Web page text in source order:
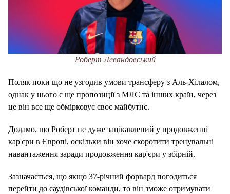
Роберт Левандовський
Поляк поки що не узгодив умови трансферу з Аль-Хілалом,
однак у нього є ще пропозиції з МЛС та інших країн, через
це він все ще обмірковує своє майбутнє.
Додамо, що Роберт не дуже зацікавлений у продовженні
кар'єри в Європі, оскільки він хоче скоротити тренувальні
навантаження заради продовження кар'єри у збірній.
Зазначається, що якщо 37-річний форвард погодиться
перейти до саудівської команди, то він зможе отримувати